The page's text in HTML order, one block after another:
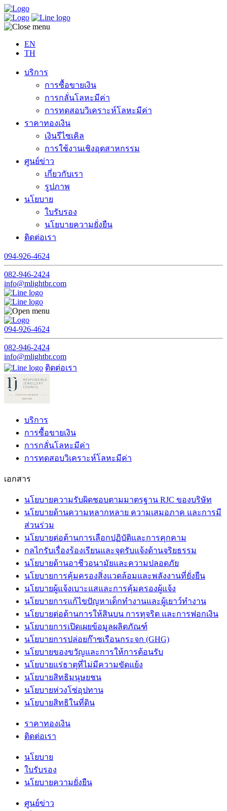
EN
TH
บริการ
การซื้อขายเงิน
การกลั่นโลหะมีค่า
การทดสอบวิเคราะห์โลหะมีค่า
ราคาทองเงิน
เงินรีไซเคิล
การใช้งานเชิงอุตสาหกรรม
ศูนย์ข่าว
เกี่ยวกับเรา
รูปภาพ
นโยบาย
ใบรับรอง
นโยบายความยั่งยืน
ติดต่อเรา
094-926-4624
082-946-2424
info@mlightbr.com
094-926-4624
082-946-2424
info@mlightbr.com
ติดต่อเรา
บริการ
การซื้อขายเงิน
การกลั่นโลหะมีค่า
การทดสอบวิเคราะห์โลหะมีค่า
เอกสาร
นโยบายความรับผิดชอบตามมาตรฐาน RJC ของบริษัท
นโยบายด้านความหลากหลาย ความเสมอภาค และการมี
ส่วนร่วม
นโยบายต่อต้านการเลือกปฏิบัติและการคุกคาม
กลไกรับเรื่องร้องเรียนและจุดรับแจ้งด้านจริยธรรม
นโยบายด้านอาชีวอนามัยและความปลอดภัย
นโยบายการคุ้มครองสิ่งแวดล้อมและพลังงานที่ยั่งยืน
นโยบายผู้แจ้งเบาะแสและการคุ้มครองผู้แจ้ง
นโยบายการแก้ไขปัญหาเด็กทำงานและผู้เยาว์ทำงาน
นโยบายต่อต้านการให้สินบน การทุจริต และการฟอกเงิน
นโยบายการเปิดเผยข้อมูลผลิตภัณฑ์
นโยบายการปล่อยก๊าซเรือนกระจก (GHG)
นโยบายของขวัญและการให้การต้อนรับ
นโยบายแร่ธาตุที่ไม่มีความขัดแย้ง
นโยบายสิทธิมนุษยชน
นโยบายห่วงโซ่อุปทาน
นโยบายสิทธิในที่ดิน
ราคาทองเงิน
ติดต่อเรา
นโยบาย
ใบรับรอง
นโยบายความยั่งยืน
ศูนย์ข่าว